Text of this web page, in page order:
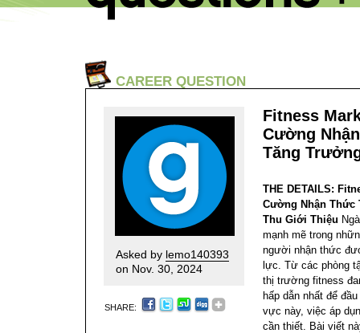
CAREER QUESTION
Asked by lemo140393
on Nov. 30, 2024
SHARE:
Fitness
Cường
Tăng
THE DETAILS:
Cường Nhận Thức
Thu Giới Thiệu
mạnh mẽ trong
người nhận thức
lực. Từ các phòng
thị trường fitness
hấp dẫn nhất để
vực này, việc áp
cần thiết. Bài viết